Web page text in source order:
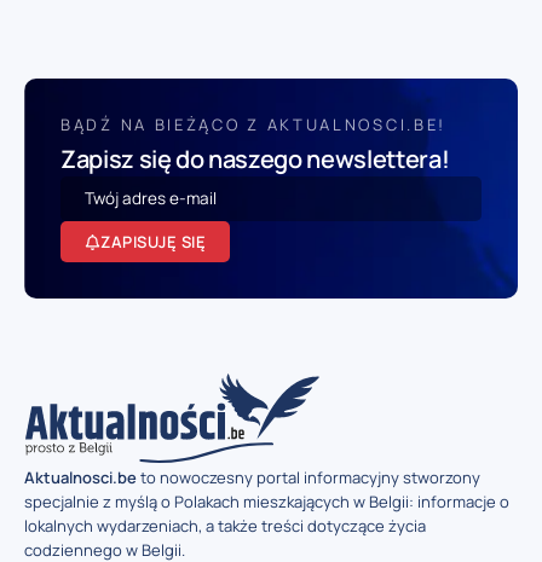
BĄDŹ NA BIEŻĄCO Z AKTUALNOSCI.BE!
Zapisz się do naszego newslettera!
ZAPISUJĘ SIĘ
Aktualnosci.beto nowoczesny portal informacyjny stworzony
specjalnie z myślą o Polakach mieszkających w Belgii: informacje o
lokalnych wydarzeniach, a także treści dotyczące życia
codziennego w Belgii.